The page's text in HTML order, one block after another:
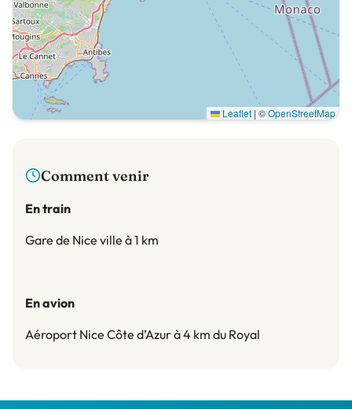
Comment venir
En train
Gare de Nice ville à 1 km
En avion
Aéroport Nice Côte d’Azur à 4 km du Royal
Leaflet | ©OpenStreetMap